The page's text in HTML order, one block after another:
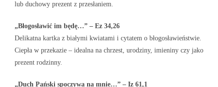
lub duchowy prezent z przesłaniem.
„Błogosławić im będę…” – Ez 34,26
Delikatna kartka z białymi kwiatami i cytatem o błogosławieństwie.
Ciepła w przekazie – idealna na chrzest, urodziny, imieniny czy jako
prezent rodzinny.
„Duch Pański spoczywa na mnie…” – Iz 61,1